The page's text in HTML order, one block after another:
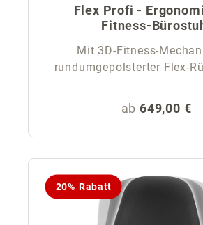
Flex Profi -
Fitness-
Mit 3D-Fitness-
rundumgepolsterter Flex-
Regulärer
ab 649,00 €
20% Rabatt